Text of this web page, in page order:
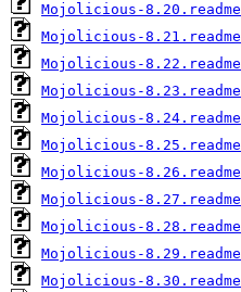
Mojolicious-8.20.readme
Mojolicious-8.21.readme
Mojolicious-8.22.readme
Mojolicious-8.23.readme
Mojolicious-8.24.readme
Mojolicious-8.25.readme
Mojolicious-8.26.readme
Mojolicious-8.27.readme
Mojolicious-8.28.readme
Mojolicious-8.29.readme
Mojolicious-8.30.readme